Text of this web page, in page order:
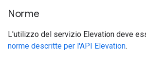
Norme
L'utilizzo del servizio Elevation deve
norme descritte per l'API Elevation.